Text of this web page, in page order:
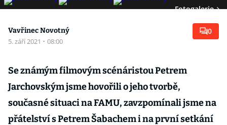
Fotogalerie
Vavřinec Novotný
5. září 2021 · 08:00
0
Se známým filmovým scénáristou Petrem
Jarchovským jsme hovořili o jeho tvorbě,
současné situaci na FAMU, zavzpomínali jsme na
přátelství s Petrem Šabachem i na první setkání